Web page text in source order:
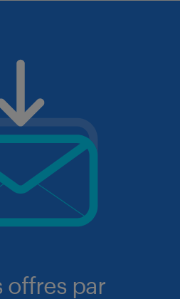
offres par